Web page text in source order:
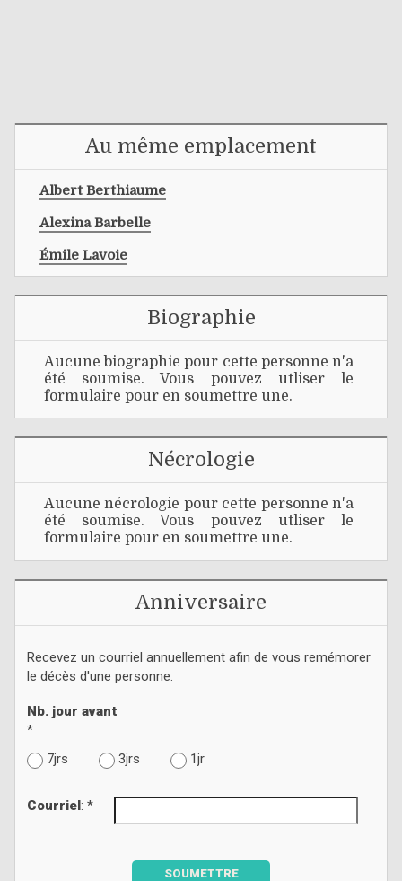
Au même emplacement
Albert Berthiaume
Alexina Barbelle
Émile Lavoie
Biographie
Aucune biographie pour cette personne n'a
été soumise. Vous pouvez utliser le
formulaire pour en soumettre une.
Nécrologie
Aucune nécrologie pour cette personne n'a
été soumise. Vous pouvez utliser le
formulaire pour en soumettre une.
Anniversaire
Recevez un courriel annuellement afin de vous remémorer
le décès d'une personne.
Nb. jour avant
*
7jrs
3jrs 1jr
Courriel : *
SOUMETTRE